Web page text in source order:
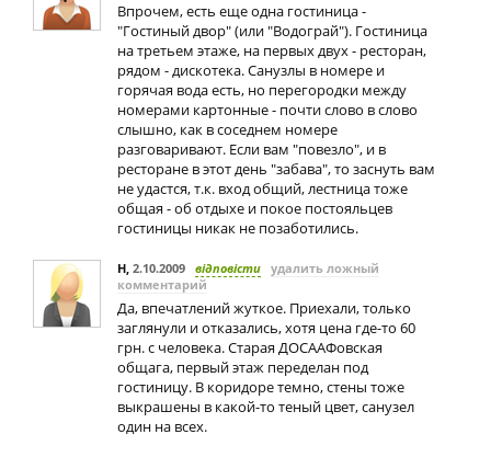
Впрочем, есть еще одна гостиница -
"Гостиный двор" (или "Водограй"). Гостиница
на третьем этаже, на первых двух - ресторан,
рядом - дискотека. Санузлы в номере и
горячая вода есть, но перегородки между
номерами картонные - почти слово в слово
слышно, как в соседнем номере
разговаривают. Если вам "повезло", и в
ресторане в этот день "забава", то заснуть вам
не удастся, т.к. вход общий, лестница тоже
общая - об отдыхе и покое постояльцев
гостиницы никак не позаботились.
Н, 2.10.2009 відповісти удалить ложный
комментарий
Да, впечатлений жуткое. Приехали, только
заглянули и отказались, хотя цена где-то 60
грн. с человека. Старая ДОСААФовская
общага, первый этаж переделан под
гостиницу. В коридоре темно, стены тоже
выкрашены в какой-то теный цвет, санузел
один на всех.